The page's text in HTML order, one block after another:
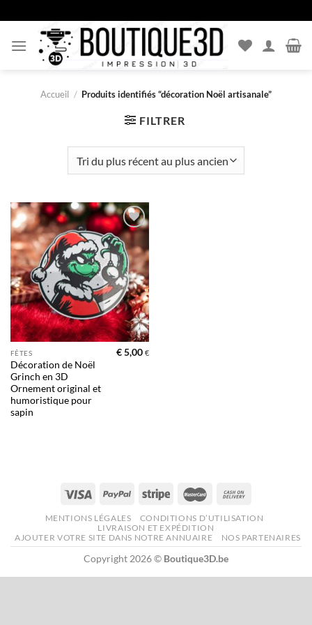
au
contenu
Accueil / Produits identifiés “décoration Noël artisanale”
FILTRER
Ajouter
à la liste
d’envies
FÊTES
Décoration de Noël
Grinch en 3D
Ornement original et
humoristique pour
sapin
€5,00 €
MENTIONS LÉGALES
CONDITIONS D’UTILISATION
LIVRAISON ET EXPÉDITION
AJOUTER VOTRE SITE DANS NOTRE ANNUAIRE
NOS PARTENAIRES
Copyright 2026 © Boutique3D.be